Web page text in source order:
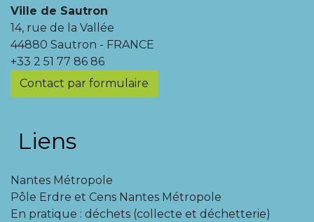
Ville de Sautron
14, rue de la Vallée
44880 Sautron - FRANCE
+33 2 51 77 86 86
Contact par formulaire
Liens
Nantes Métropole
Pôle Erdre et Cens Nantes Métropole
En pratique : déchets (collecte et déchetterie)